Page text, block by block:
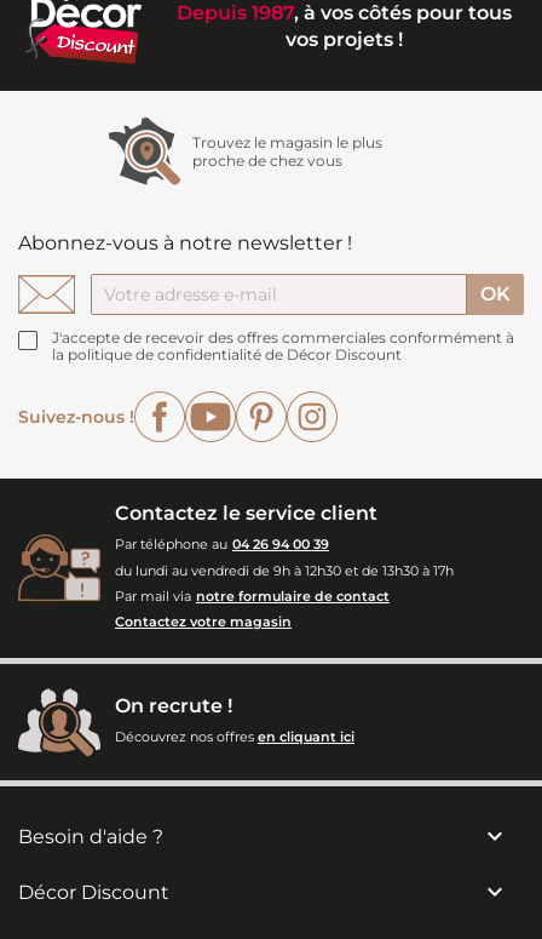
Depuis 1987, à vos côtés pour tous
vos projets !
Trouvez le magasin le plus
proche de chez vous
Abonnez-vous à notre newsletter !
J'accepte de recevoir des offres commerciales conformément à
la politique de confidentialité de Décor Discount
Suivez-nous !
FacebookYouTubePinterest
Contactez le service client
Par téléphone au 04 26 94 00 39
du lundi au vendredi de 9h à 12h30 et de 13h30 à 17h
Par mail via notre formulaire de contact
Contactez votre magasin
On recrute !
Découvrez nos offres en cliquant ici
Besoin d'aide ? 
Décor Discount 